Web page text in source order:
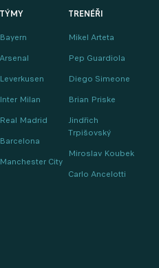
TÝMY
Bayern
Arsenal
Leverkusen
Inter Milan
Real Madrid
Barcelona
Manchester City
TRENÉŘI
Mikel Arteta
Pep Guardiola
Diego Simeone
Brian Priske
Jindřich
Trpišovský
Miroslav Koubek
Carlo Ancelotti